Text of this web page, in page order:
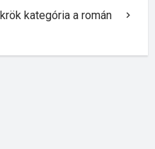
kategória a román